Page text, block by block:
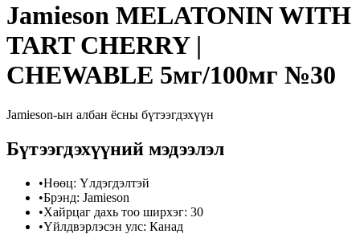
Jamieson MELATONIN WITH
TART CHERRY |
CHEWABLE 5мг/100мг №30
Jamieson-ын албан ёсны бүтээгдэхүүн
Бүтээгдэхүүний мэдээлэл
•Нөөц: Үлдэгдэлтэй
•Брэнд: Jamieson
•Хайрцаг дахь тоо ширхэг: 30
•Үйлдвэрлэсэн улс: Канад